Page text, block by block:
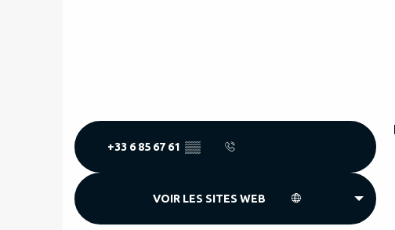
+33 6 85 67 61 ▒▒
VOIR LES SITES WEB